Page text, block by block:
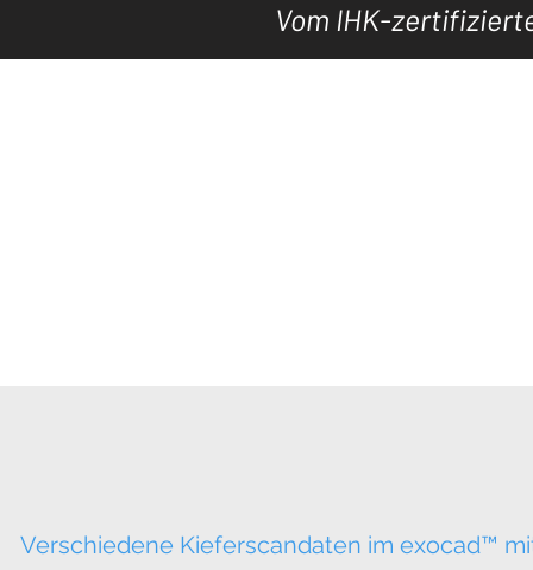
Vom IHK-
Verschiedene Kieferscandaten im exocad™